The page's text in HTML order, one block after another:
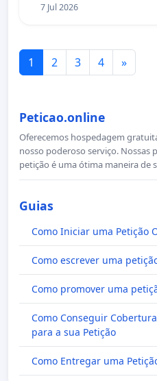
7 Jul 2026
1 2 3 4 »
Peticao.online
Oferecemos hospedagem
nosso poderoso serviço. Nossas
petição é uma ótima maneira de
Guias
Como Iniciar uma Petição
Como escrever uma
Como promover uma
Como Conseguir
para a sua Petição
Como Entregar uma